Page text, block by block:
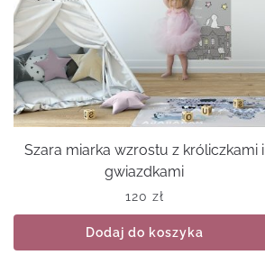
Szara miarka wzrostu z króliczkami i
gwiazdkami
120 zł
Dodaj do koszyka